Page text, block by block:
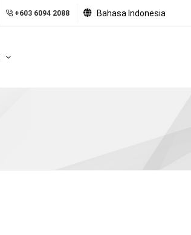
+603 6094 2088 Bahasa Indonesia